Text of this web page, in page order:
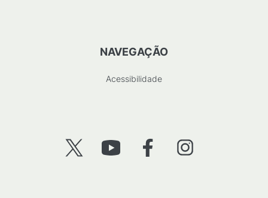
NAVEGAÇÃO
Acessibilidade